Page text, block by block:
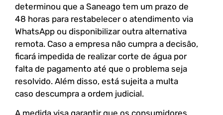
determinou que a Saneago tem um prazo de
48 horas para restabelecer o atendimento via
WhatsApp ou disponibilizar outra alternativa
remota. Caso a empresa não cumpra a decisão,
ficará impedida de realizar corte de água por
falta de pagamento até que o problema seja
resolvido. Além disso, está sujeita a multa
caso descumpra a ordem judicial.